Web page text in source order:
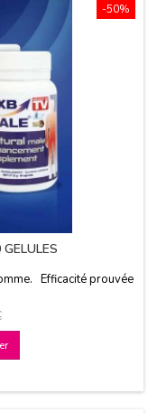
-50%
Efficacité prouvée